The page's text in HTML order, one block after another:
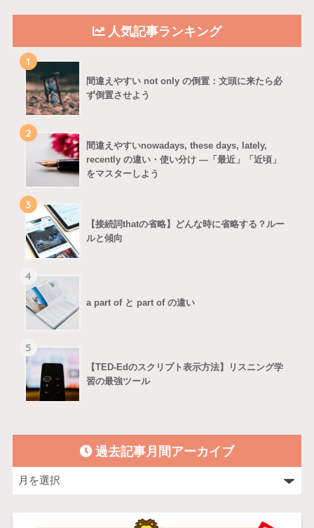
人気記事ランキング
1
間違えやすい not only の倒置：文頭に来たら必
ず倒置させよう
2
間違えやすいnowadays, these days, lately,
recently の違い・使い分け ―「最近」「近頃」
をマスターしよう
3
【接続詞thatの省略】どんな時に省略する？ルー
ルと傾向
4
a part of と part of の違い
5
【TED-Edのスクリプト表示方法】リスニング学
習の最強ツール
過去記事月間アーカイブ